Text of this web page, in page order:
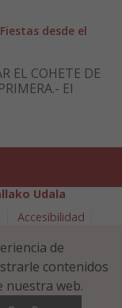
desde el
EL COHETE DE
El
Udala
Accesibilidad
948 70 18 11
de
contenidos
nuestra web.